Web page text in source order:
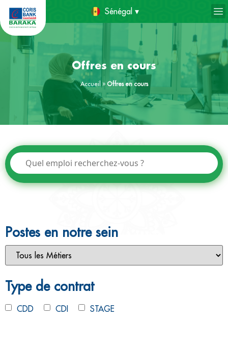
Sénégal ▾
Offres en cours
Accueil » Offres en cours
Postes en notre sein
Type de contrat
Postes en notre sein
Type de contrat
CDD CDI STAGE